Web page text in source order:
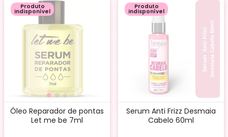
Produto
indisponível
Óleo Reparador de pontas
Let me be 7ml
Produto
indisponível
Serum Anti Frizz Desmaia
Cabelo 60ml